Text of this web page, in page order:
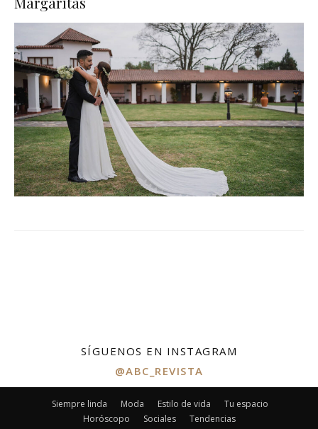
SÍGUENOS EN INSTAGRAM
@ABC_REVISTA
Siempre linda Moda Estilo de vida
Tu espacio
Horóscopo
Sociales Tendencias